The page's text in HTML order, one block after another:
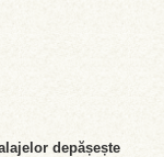
depășește